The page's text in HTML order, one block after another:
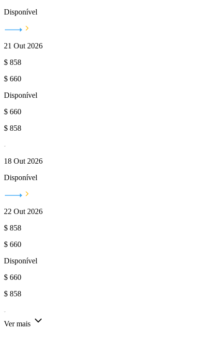
Disponível
21 Out 2026
$ 858
$ 660
Disponível
$ 660
$ 858
18 Out 2026
Disponível
22 Out 2026
$ 858
$ 660
Disponível
$ 660
$ 858
Ver mais